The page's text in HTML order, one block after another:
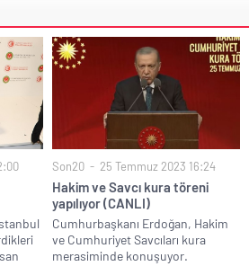
Son20 25 Temmuz 2023 16:24
Hakim ve Savcı kura töreni
yapılıyor (CANLI)
Cumhurbaşkanı Erdoğan, Hakim
ve Cumhuriyet Savcıları kura
merasiminde konuşuyor.